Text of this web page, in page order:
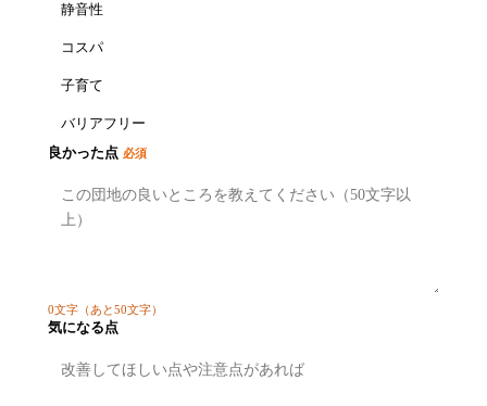
静音性
コスパ
子育て
バリアフリー
良かった点 必須
0文字 （あと50文字）
気になる点